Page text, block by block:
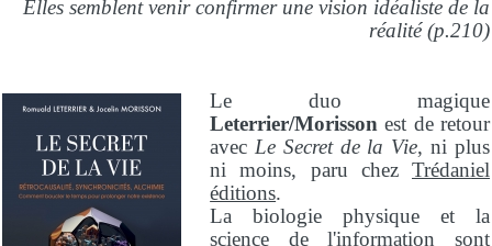
Elles semblent venir confirmer une vision idéaliste de la
réalité (p.210)
Le duo magique
Leterrier/Morisson est de retour
avec Le Secret de la Vie, ni plus
ni moins, paru chez Trédaniel
éditions.
La biologie physique et la
science de l'information sont